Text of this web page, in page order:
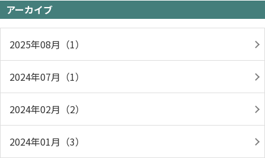
アーカイブ
2025年08月（1）
2024年07月（1）
2024年02月（2）
2024年01月（3）